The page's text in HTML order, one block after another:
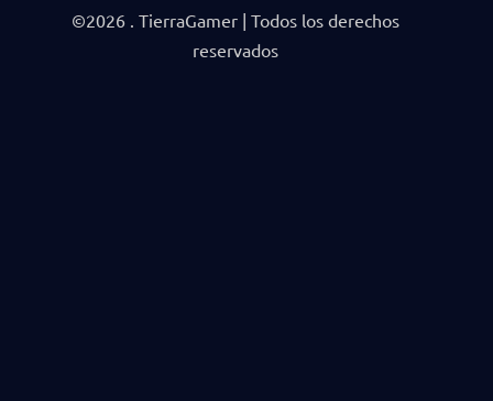
©2026 . TierraGamer | Todos los derechos
reservados